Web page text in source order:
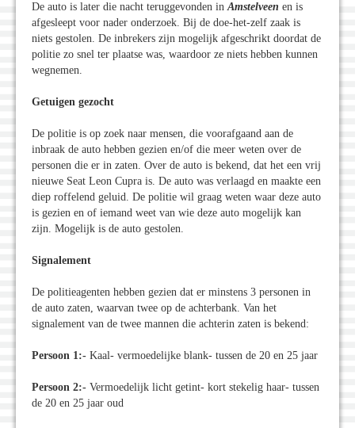
De auto is later die nacht teruggevonden inAmstelveen en is
afgesleept voor nader onderzoek. Bij de doe-het-zelf zaak is
niets gestolen. De inbrekers zijn mogelijk afgeschrikt doordat de
politie zo snel ter plaatse was, waardoor ze niets hebben kunnen
wegnemen.
Getuigen gezocht
De politie is op zoek naar mensen, die voorafgaand aan de
inbraak de auto hebben gezien en/of die meer weten over de
personen die er in zaten. Over de auto is bekend, dat het een vrij
nieuwe Seat Leon Cupra is. De auto was verlaagd en maakte een
diep roffelend geluid. De politie wil graag weten waar deze auto
is gezien en of iemand weet van wie deze auto mogelijk kan
zijn. Mogelijk is de auto gestolen.
Signalement
De politieagenten hebben gezien dat er minstens 3 personen in
de auto zaten, waarvan twee op de achterbank. Van het
signalement van de twee mannen die achterin zaten is bekend:
Persoon 1:- Kaal- vermoedelijke blank- tussen de 20 en 25 jaar
Persoon 2:- Vermoedelijk licht getint- kort stekelig haar- tussen
de 20 en 25 jaar oud